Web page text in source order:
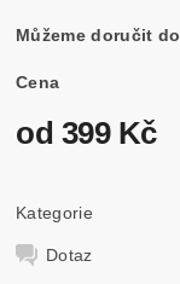
Můžeme doručit do
Cena
od 399 Kč
Kategorie
Dotaz